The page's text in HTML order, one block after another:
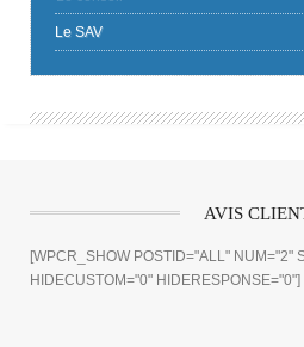
Le SAV
AVIS
[WPCR_SHOW POSTID="ALL" NUM="2"
HIDECUSTOM="0" HIDERESPONSE="0"]